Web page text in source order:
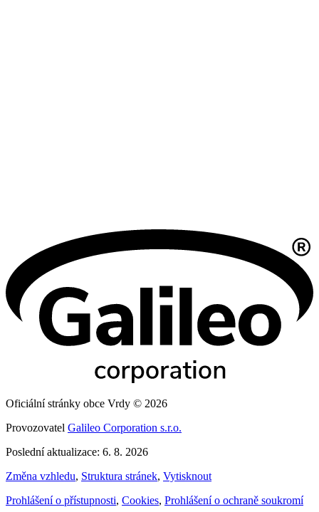
Oficiální stránky obce Vrdy © 2026
Provozovatel Galileo Corporation s.r.o.
Poslední aktualizace: 6. 8. 2026
Změna vzhledu, Struktura stránek, Vytisknout
Prohlášení o přístupnosti, Cookies, Prohlášení o ochraně soukromí